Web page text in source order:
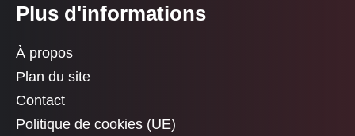
Plus d'informations
À propos
Plan du site
Contact
Politique de cookies (UE)